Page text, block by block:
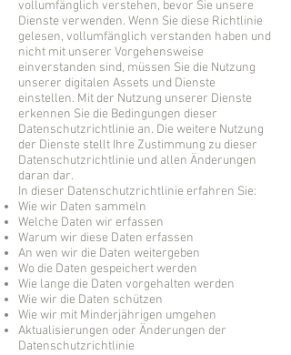
vollumfänglich verstehen, bevor Sie unsere
Dienste verwenden. Wenn Sie diese Richtlinie
gelesen, vollumfänglich verstanden haben und
nicht mit unserer Vorgehensweise
einverstanden sind, müssen Sie die Nutzung
unserer digitalen Assets und Dienste
einstellen. Mit der Nutzung unserer Dienste
erkennen Sie die Bedingungen dieser
Datenschutzrichtlinie an. Die weitere Nutzung
der Dienste stellt Ihre Zustimmung zu dieser
Datenschutzrichtlinie und allen Änderungen
daran dar.
In dieser Datenschutzrichtlinie erfahren Sie:
Wie wir Daten sammeln
Welche Daten wir erfassen
Warum wir diese Daten erfassen
An wen wir die Daten weitergeben
Wo die Daten gespeichert werden
Wie lange die Daten vorgehalten werden
Wie wir die Daten schützen
Wie wir mit Minderjährigen umgehen
Aktualisierungen oder Änderungen der
Datenschutzrichtlinie